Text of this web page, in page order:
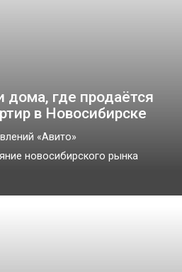
дома, где продаётся
в Новосибирске
«Авито»
новосибирского рынка